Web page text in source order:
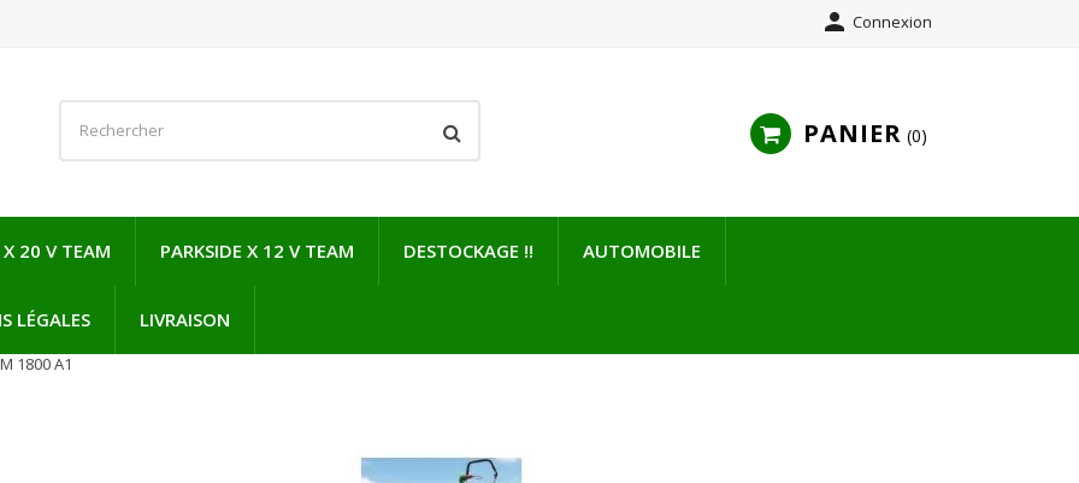
 Connexion
PANIER 0
X 20 V TEAM PARKSIDE X 12 V TEAM DESTOCKAGE !! AUTOMOBILE
LÉGALES LIVRAISON
1800 A1